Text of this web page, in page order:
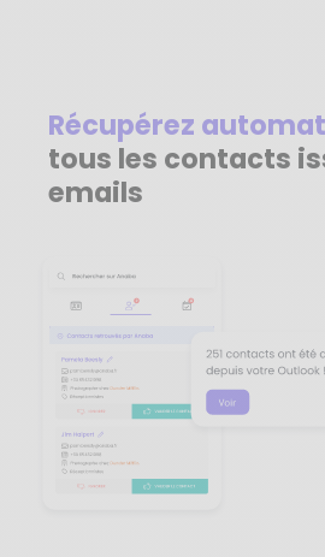
Récupérez
tous les contacts
emails